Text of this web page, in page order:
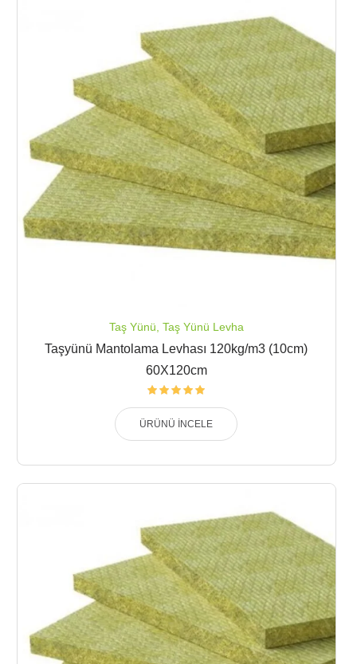
Taş Yünü Taş Yünü Levha
Taşyünü Mantolama Levhası 120kg/m3 (10cm)
60X120cm
ÜRÜNÜ İNCELE